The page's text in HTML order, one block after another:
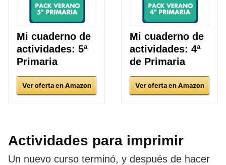
Mi cuaderno de
actividades: 5ª
Primaria
Ver oferta en Amazon
Mi cuaderno de
actividades: 4ª
de Primaria
Ver oferta en Amazon
Actividades para imprimir
Un nuevo curso terminó, y después de hacer